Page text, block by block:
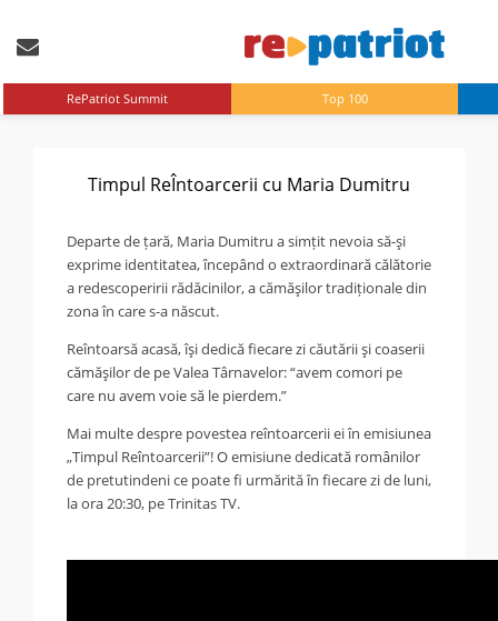
RePatriot Summit Top 100
Timpul ReÎntoarcerii cu Maria Dumitru
Departe de țară, Maria Dumitru a simțit nevoia să-şi
exprime identitatea, începând o extraordinară călătorie
a redescoperirii rădăcinilor, a cămăşilor tradiționale din
zona în care s-a născut.
Reîntoarsă acasă, îşi dedică fiecare zi căutării şi coaserii
cămăşilor de pe Valea Târnavelor: “avem comori pe
care nu avem voie să le pierdem.”
Mai multe despre povestea reîntoarcerii ei în emisiunea
„Timpul Reîntoarcerii”! O emisiune dedicată românilor
de pretutindeni ce poate fi urmărită în fiecare zi de luni,
la ora 20:30, pe Trinitas TV.